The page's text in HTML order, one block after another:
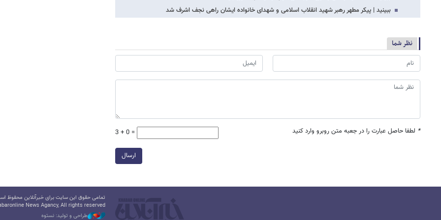
ببینید | پیکر مطهر رهبر شهید انقلاب اسلامی و شهدای خانواده ایشان راهی نجف اشرف شد
نظر شما
* لطفا حاصل عبارت را در جعبه متن روبرو وارد کنید 3 + 0 =
ارسال
تمامی حقوق این سایت برای خبرآنلاین محفوظ
News Agancy, All rights reserved
طراحی و تولید: نستوه